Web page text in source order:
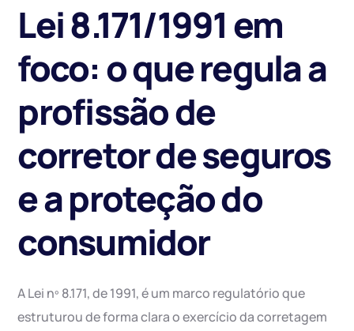
Lei 8.171/1991 em
foco: o que regula a
profissão de
corretor de seguros
e a proteção do
consumidor
A Lei nº 8.171, de 1991, é um marco regulatório que
estruturou de forma clara o exercício da corretagem